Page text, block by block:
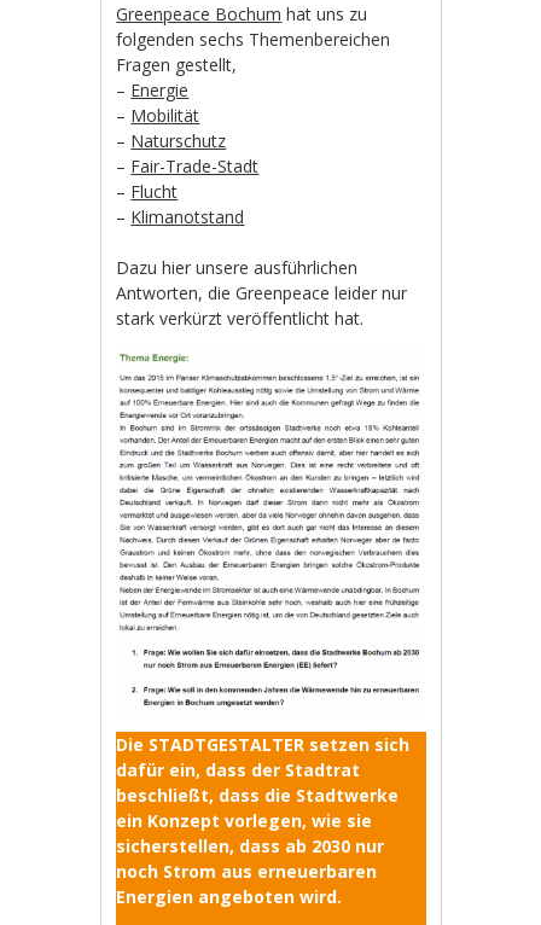
Greenpeace Bochum hat uns zu
folgenden sechs Themenbereichen
Fragen gestellt,
– Energie
– Mobilität
– Naturschutz
– Fair-Trade-Stadt
– Flucht
– Klimanotstand
Dazu hier unsere ausführlichen
Antworten, die Greenpeace leider nur
stark verkürzt veröffentlicht hat.
Die STADTGESTALTER setzen sich
dafür ein, dass der Stadtrat
beschließt, dass die Stadtwerke
ein Konzept vorlegen, wie sie
sicherstellen, dass ab 2030 nur
noch Strom aus erneuerbaren
Energien angeboten wird.